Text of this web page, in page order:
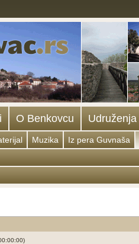
O Benkovcu Udruženja
Muzika Iz pera Guvnaša